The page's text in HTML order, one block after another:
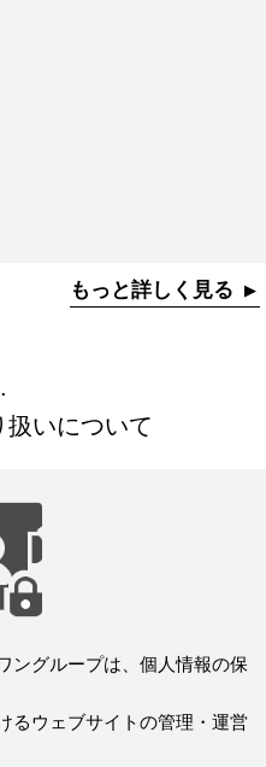
もっと詳しく見る
いについて
ングループは、個人情報の保
るウェブサイトの管理・運営